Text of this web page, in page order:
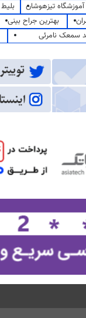
آموزشگاه تیزهوشان
بهترین جراح بینی
سمعک نامرئی